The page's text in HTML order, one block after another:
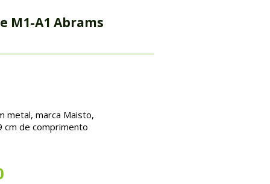
M1-A1 Abrams
metal, marca Maisto,
cm de comprimento